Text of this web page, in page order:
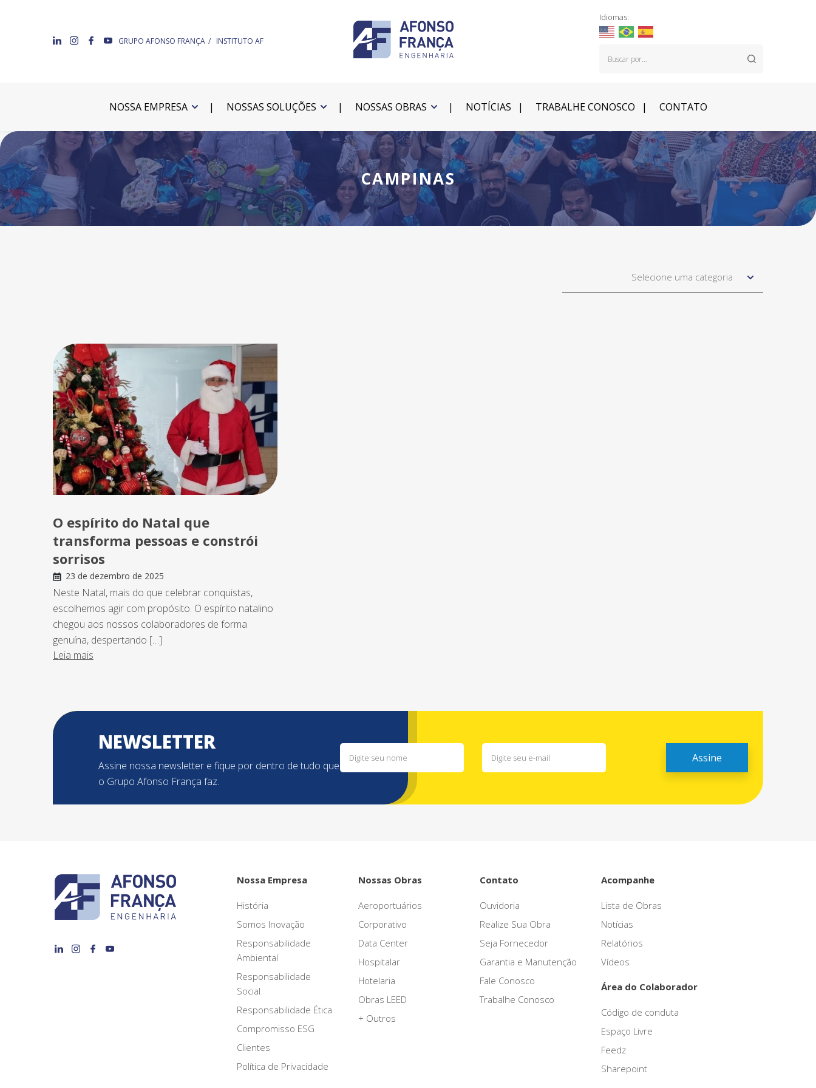
GRUPO AFONSO FRANÇA INSTITUTO AF
Idiomas:
NOSSA EMPRESA NOSSAS SOLUÇÕES NOSSAS OBRAS NOTÍCIAS TRABALHE CONOSCO CONTATO
CAMPINAS
Selecione uma categoria
O espírito do Natal que
transforma pessoas e constrói
sorrisos
23 de dezembro de 2025
Neste Natal, mais do que celebrar conquistas,
escolhemos agir com propósito. O espírito natalino
chegou aos nossos colaboradores de forma
genuína, despertando […]
Leia mais
NEWSLETTER
Assine nossa newsletter e fique por dentro de tudo que
o Grupo Afonso França faz.
Nossa Empresa
História
Somos Inovação
Responsabilidade
Ambiental
Responsabilidade
Social
Responsabilidade Ética
Compromisso ESG
Clientes
Política de Privacidade
Nossas Obras
Aeroportuários
Corporativo
Data Center
Hospitalar
Hotelaria
Obras LEED
+ Outros
Contato
Ouvidoria
Realize Sua Obra
Seja Fornecedor
Garantia e Manutenção
Fale Conosco
Trabalhe Conosco
Acompanhe
Lista de Obras
Notícias
Relatórios
Vídeos
Área do Colaborador
Código de conduta
Espaço Livre
Feedz
Sharepoint